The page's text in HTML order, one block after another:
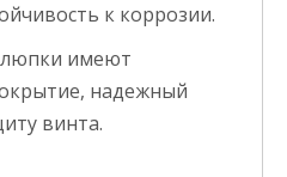
к коррозии.
имеют
надежный
винта.